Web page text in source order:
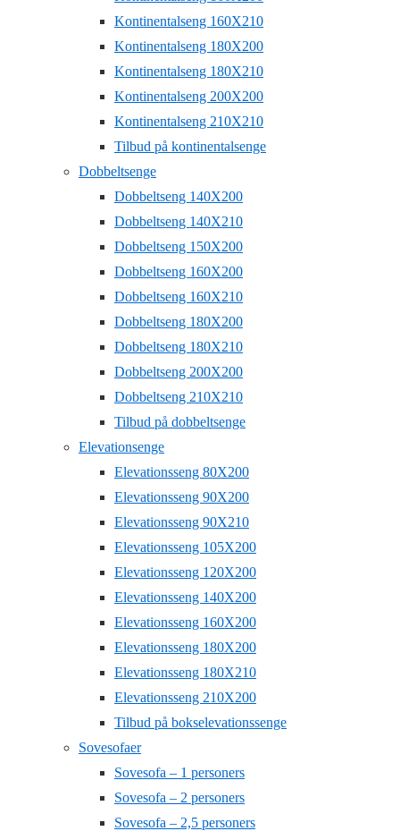
Kontinentalseng 160X210
Kontinentalseng 180X200
Kontinentalseng 180X210
Kontinentalseng 200X200
Kontinentalseng 210X210
Tilbud på kontinentalsenge
Dobbeltsenge
Dobbeltseng 140X200
Dobbeltseng 140X210
Dobbeltseng 150X200
Dobbeltseng 160X200
Dobbeltseng 160X210
Dobbeltseng 180X200
Dobbeltseng 180X210
Dobbeltseng 200X200
Dobbeltseng 210X210
Tilbud på dobbeltsenge
Elevationsenge
Elevationsseng 80X200
Elevationsseng 90X200
Elevationsseng 90X210
Elevationsseng 105X200
Elevationsseng 120X200
Elevationsseng 140X200
Elevationsseng 160X200
Elevationsseng 180X200
Elevationsseng 180X210
Elevationsseng 210X200
Tilbud på bokselevationssenge
Sovesofaer
Sovesofa – 1 personers
Sovesofa – 2 personers
Sovesofa – 2,5 personers